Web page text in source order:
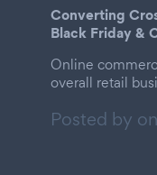
Converting
Black Friday &
Online
overall retail
Posted by on